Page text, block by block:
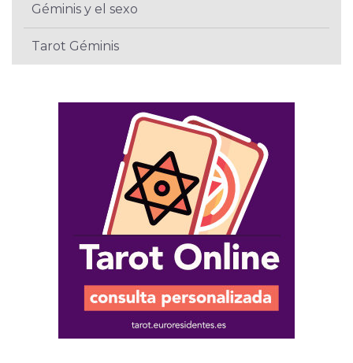
Géminis y el sexo
Tarot Géminis